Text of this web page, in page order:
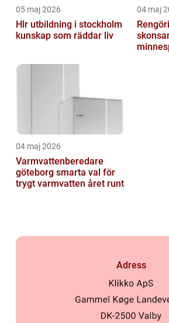
05 maj 2026
Hlr utbildning i stockholm
kunskap som räddar liv
04 maj
04 maj 2026
Varmvattenberedare
göteborg smarta val för
trygt varmvatten året runt
Adress